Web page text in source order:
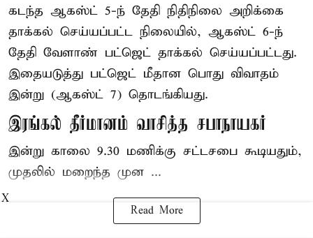
கடந்த ஆகஸ்ட் 5-ந் தேதி நிதிநிலை அறிக்கை
தாக்கல் செய்யப்பட்ட நிலையில், ஆகஸ்ட் 6-ந்
தேதி வேளாண் பட்ஜெட் தாக்கல் செய்யப்பட்டது.
இதையடுத்து பட்ஜெட் மீதான பொது விவாதம்
இன்று (ஆகஸ்ட் 7) தொடங்கியது.
இரங்கல் தீர்மானம் வாசித்த சபாநாயகர்
இன்று காலை 9.30 மணிக்கு சட்டசபை கூடியதும்,
முதலில் மறைந்த முன ...
Read More
X